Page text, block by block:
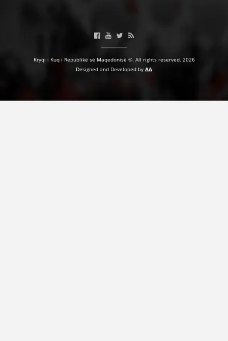
Kryqi i Kuq i Republikë së Maqedonisë ©. All rights reserved. 2026
Designed and Developed by AA